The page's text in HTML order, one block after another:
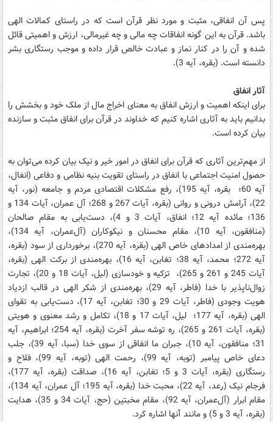
پس آن انفاقی، مثبت و مورد نظر قرآن است که در راستای کمالات الهی
باشد. قرآن به این گونه انفاقات چه مالی و چه غیرمالی، ارزش و اهمیتی قائل
شده و آن را در کنار نماز و عبادت خالص قرار داده و موجب رستگاری بشر
دانسته است. (بقره، ‌آیه 3).
آثار انفاق
برای اینکه اهمیت و ارزش انفاق به معنای اخراج مال از ملک خود و بخشش را
بدانیم باید به آثاری اشاره کنیم که خداوند در قرآن برای انفاق مثبت و سازنده
بیان کرده است.
از مهم‌ترین آثاری که قرآن برای انفاق در امور خیر و نیک بیان کرده می‌توان به
حصول امنیت اجتماعی با انفاق در راستای تقویت بنیه نظامی و دفاعی (انفال،
آیه 60؛ بقره، آیه 195)، رفع مشکلات اقتصادی مردم و جامعه (نور، آیه
22)، آرامش درونی و روانی (بقره، آیات 267 و 268؛ آل عمران، آیات 134 و
136؛ مائده آیه 12؛ انفاق، آیات 3 و 4)، دست‌یابی به مقام صالحان
(منافقون، آیه 10)، مقام محسنان و نیکوکاران (آل‌عمران، آیه 134)،
بهره‌مندی از امدادهای خاص الهی (بقره، آیه 270)، برخورداری از سود (بقره،
آیه 272؛ محمد، آیه 38؛ تغابن، آیه 16)، بهره‌مندی از برکت الهی (بقره،
آیات 245 و 261 و 265)، تزکیه و خودسازی (لیل، آیات 18 و 20)، تجارت
زوال‌ناپذیر با خدا (فاطر، آیه 29)، بهره‌مندی از شکر الهی در قالب ازدیاد
هویت وجودی (فاطر، آیات 29 و 30؛ تغابن، آیه 17)، دست‌یابی به تقوای
الهی (بقره، آیه 177؛ لیل، آیات 17 و 18)، تکامل و رشد معنوی و هویتی
(بقره، آیات 261 و 265)، ره توشه سفر آخرت (بقره، آیه 254؛ ابراهیم، آیه
31؛ منافقون، آیه 10)، جبران ما انفاقی از سوی خدا (سبا، آیه 39)، جلب
دعای خاص پیامبر (توبه، آیه 99)، رحمت الهی (توبه، آیه 99)، فلاح و
رستگاری (بقره، آیات 3 و 5؛ تغابن، آیه 16)، صداقت (بقره، آیه 177)،
فرجام نیک (رعد، آیه 22)، محبت خدا (بقره، آیه 195؛ آل عمران، آیه 134)،
مقام ابرار (آل‌عمران، آیه 92)، مقام مخبتین (حج، آیات 34 و 35)، هدایت
(بقره، آیه 3 و 5) و مانند آنها اشاره کرد.